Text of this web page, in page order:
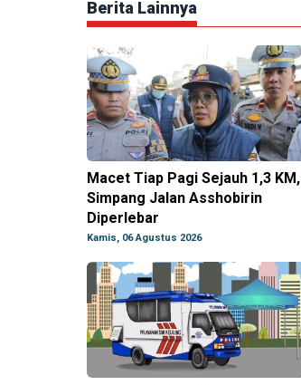
Berita Lainnya
Macet Tiap Pagi Sejauh 1,3 KM,
Simpang Jalan Asshobirin
Diperlebar
Kamis, 06 Agustus 2026